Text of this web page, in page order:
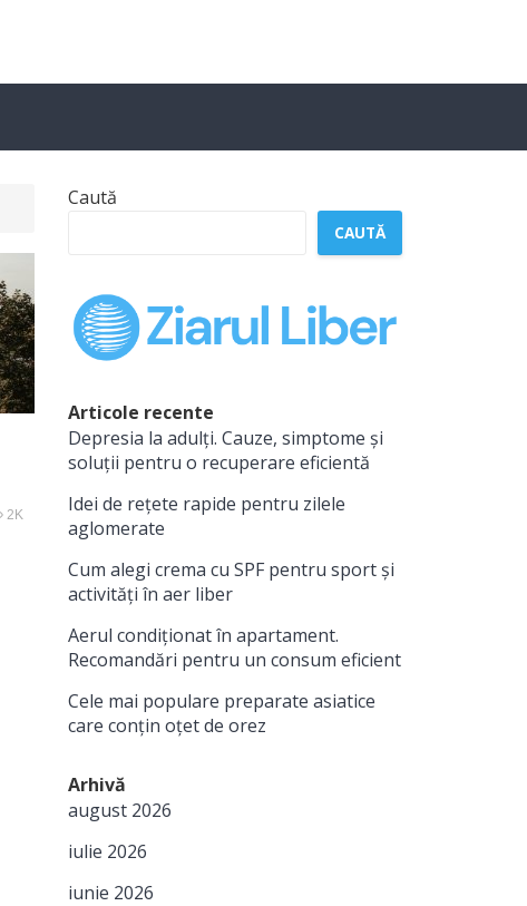
2K
Caută
CAUTĂ
Articole recente
Depresia la adulți. Cauze, simptome și
soluții pentru o recuperare eficientă
Idei de rețete rapide pentru zilele
aglomerate
Cum alegi crema cu SPF pentru sport și
activități în aer liber
Aerul condiționat în apartament.
Recomandări pentru un consum eficient
Cele mai populare preparate asiatice
care conțin oțet de orez
Arhivă
august 2026
iulie 2026
iunie 2026